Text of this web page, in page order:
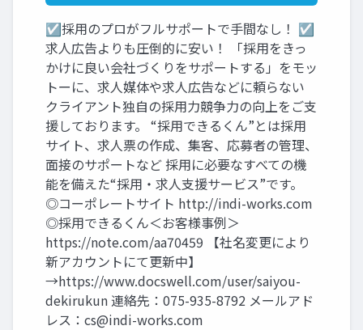
☑採用のプロがフルサポートで手間なし！ ☑
求人広告よりも圧倒的に安い！ 「採用をきっ
かけに良い会社づくりをサポートする」をモッ
トーに、求人媒体や求人広告などに頼らない
クライアント独自の採用力競争力の向上をご支
援しております。 “採用できるくん”とは採用
サイト、求人票の作成、集客、応募者の管理、
面接のサポートなど 採用に必要なすべての機
能を備えた“採用・求人支援サービス”です。
◎コーポレートサイト http://indi-works.com
◎採用できるくん＜お客様事例＞
https://note.com/aa70459 【社名変更により
新アカウントにて更新中】
→https://www.docswell.com/user/saiyou-
dekirukun 連絡先：075-935-8792 メールアド
レス： cs@indi-works.com